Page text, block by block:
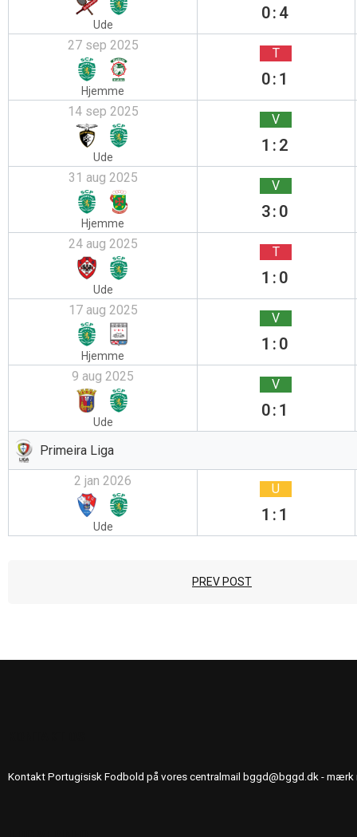
Ude
0:4
27 sep 2025
Hjemme
T
0:1
14 sep 2025
Ude
V
1:2
31 aug 2025
Hjemme
V
3:0
24 aug 2025
Ude
T
1:0
17 aug 2025
Hjemme
V
1:0
9 aug 2025
Ude
V
0:1
Primeira Liga
2 jan 2026
Ude
U
1:1
PREV POST
Kontakt Portugisisk Fodbold på vores centralmail bggd@bggd.dk - mærk